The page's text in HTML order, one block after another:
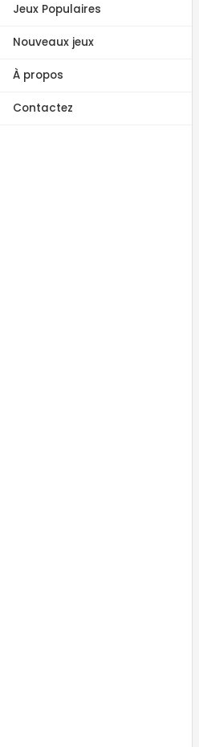
Jeux Populaires
Nouveaux jeux
À propos
Contactez